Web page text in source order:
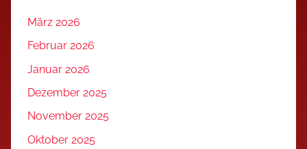
März 2026
Februar 2026
Januar 2026
Dezember 2025
November 2025
Oktober 2025